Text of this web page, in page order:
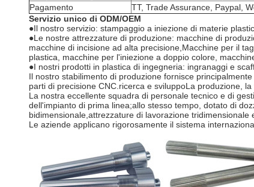
Pagamento
TT, Trade Assurance, Paypal,
Servizio unico di ODM/OEM
●Il nostro servizio: stampaggio a iniezione di materie
●Le nostre attrezzature di produzione: macchine di
macchine di incisione ad alta precisione,Macchine per il
plastica, macchine per l'iniezione a doppio colore,
●I nostri prodotti in plastica di ingegneria: ingranaggi e
Il nostro stabilimento di produzione fornisce
parti di precisione CNC.ricerca e sviluppoLa produzione,
La nostra eccellente squadra di personale tecnico e di
dell'impianto di prima linea;allo stesso tempo, dotato di
bidimensionale,attrezzature di lavorazione
Le aziende applicano rigorosamente il sistema